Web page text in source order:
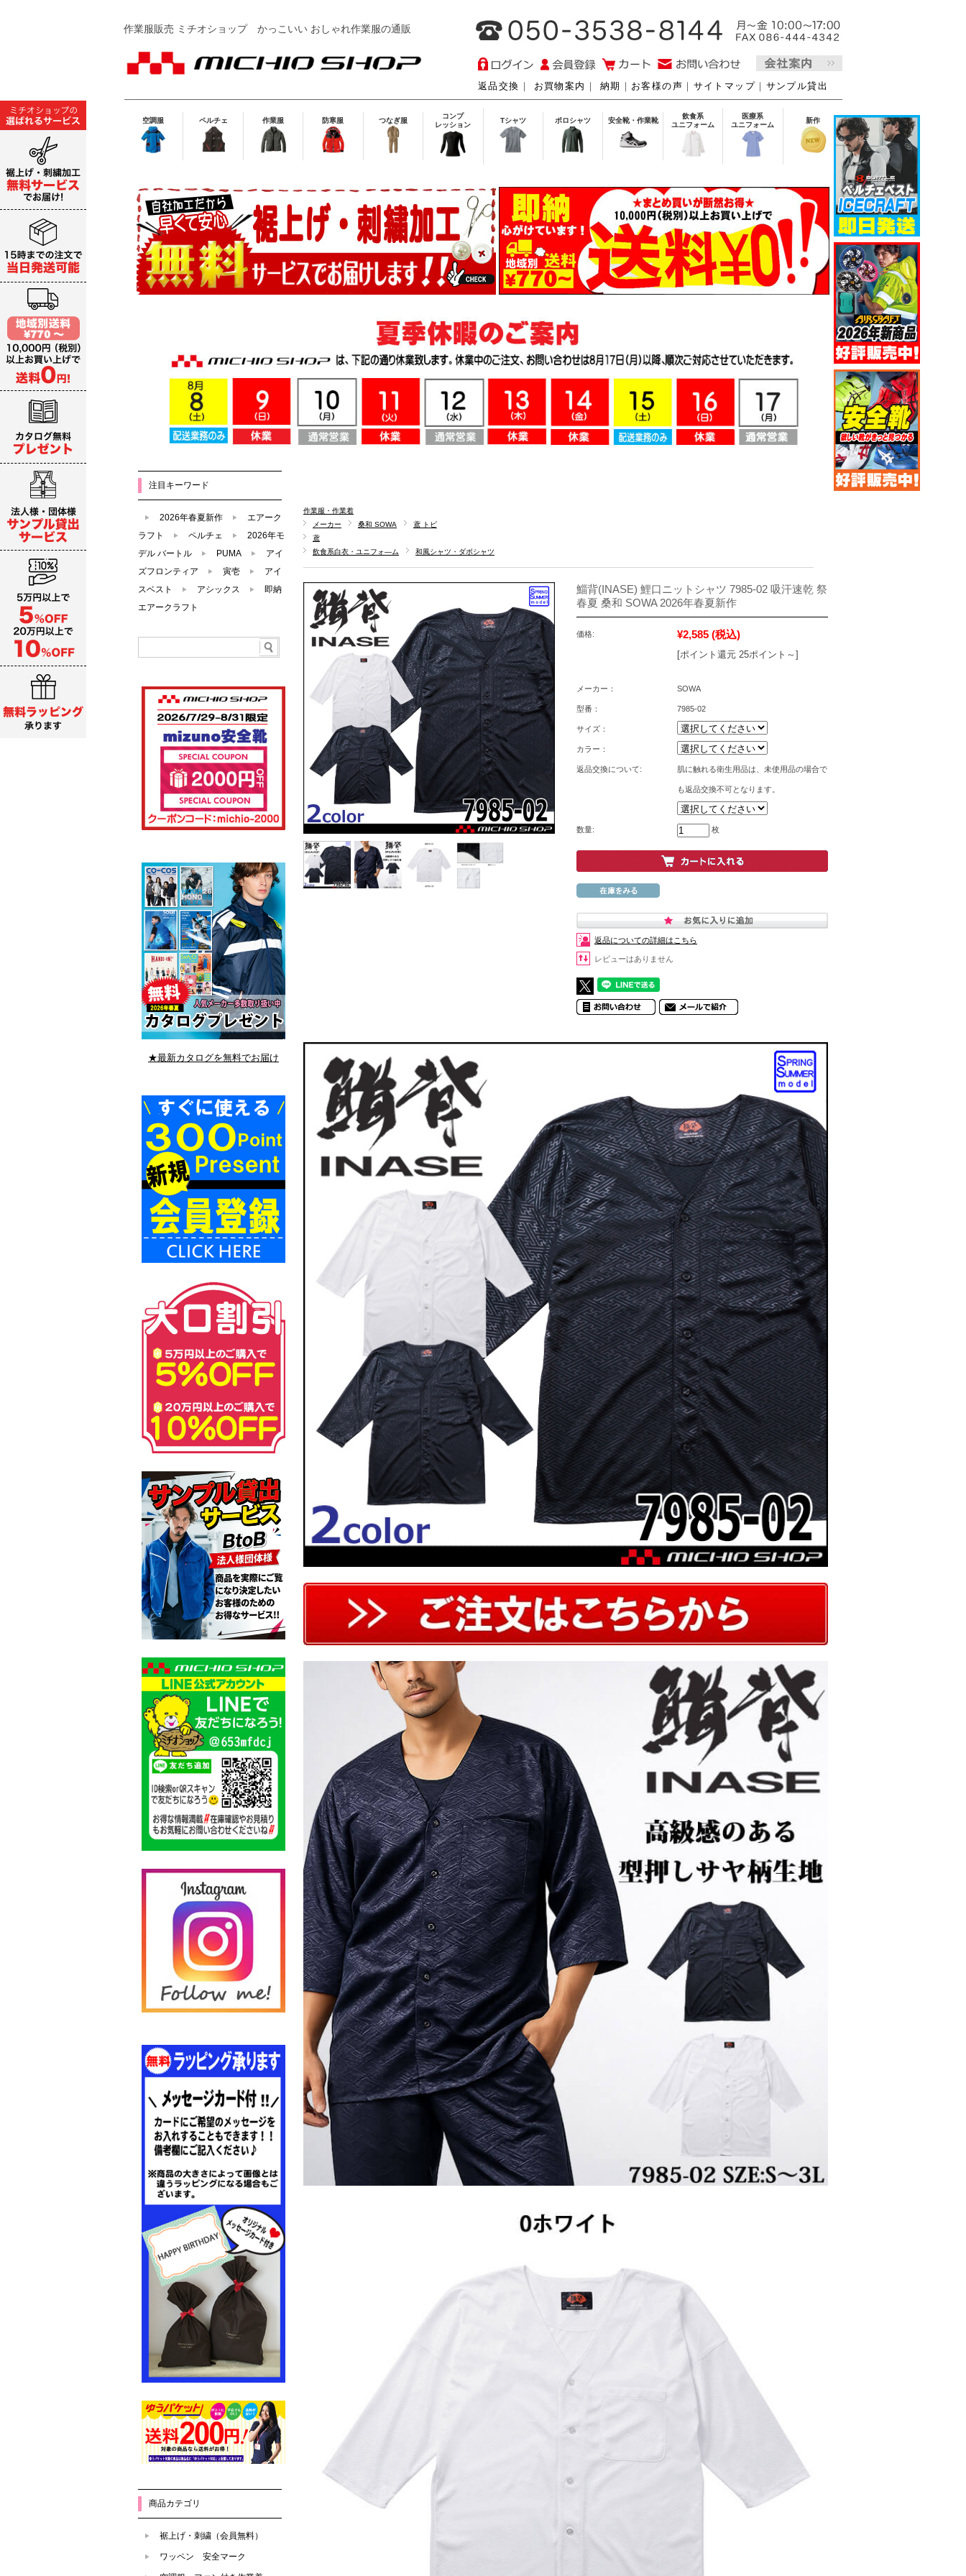
作業服販売 ミチオショップかっこいい おしゃれ作業服の通販
返品交換 ｜ お買物案内 ｜ 納期 ｜ お客様の声 ｜ サイトマップ ｜ サンプル貸出
空調服 ペルチェ 作業服 防寒服 つなぎ服
コンプ
レッション
Tシャツ ポロシャツ 安全靴・作業靴
飲食系
ユニフォーム
医療系
ユニフォーム
新作
作業服・作業着
メーカー
桑和 SOWA
鳶 トビ
鳶
飲食系白衣・ユニフォ―ム
和風シャツ・ダボシャツ
鯔背(INASE) 鯉口ニットシャツ 7985-02 吸汗速乾 祭
春夏 桑和 SOWA 2026年春夏新作
価格: ¥2,585 (税込)
[ポイント還元 25ポイント～]
メーカー： SOWA
型番： 7985-02
サイズ：
カラー：
返品交換について: 肌に触れる衛生用品は、未使用品の場合で
も返品交換不可となります。
数量: 枚
返品についての詳細はこちら
レビューはありません
注目キーワード
2026年春夏新作
エアーク
ラフト
ペルチェ
2026年モ
デル バートル
PUMA
アイ
ズフロンティア
寅壱
アイ
スベスト
アシックス
即納
エアークラフト
★最新カタログを無料でお届け
商品カテゴリ
裾上げ・刺繍（会員無料）
ワッペン 安全マーク